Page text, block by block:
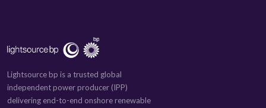
Lightsource bp is a trusted global
independent power producer (IPP)
delivering end-to-end onshore renewable